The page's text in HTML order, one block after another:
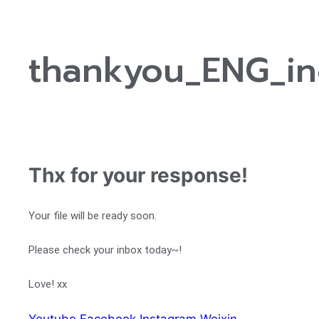
Thx for your response!
Your file will be ready soon.
Please check your inbox today~!
Love! xx